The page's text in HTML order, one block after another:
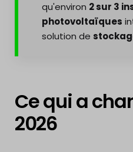
qu'environ 2 sur 3
photovoltaïques
solution de
Ce qui a
2026